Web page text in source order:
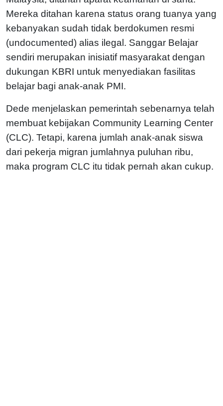
Mereka ditahan karena status orang tuanya yang
kebanyakan sudah tidak berdokumen resmi
(undocumented) alias ilegal. Sanggar Belajar
sendiri merupakan inisiatif masyarakat dengan
dukungan KBRI untuk menyediakan fasilitas
belajar bagi anak-anak PMI.
Dede menjelaskan pemerintah sebenarnya telah
membuat kebijakan Community Learning Center
(CLC). Tetapi, karena jumlah anak-anak siswa
dari pekerja migran jumlahnya puluhan ribu,
maka program CLC itu tidak pernah akan cukup.